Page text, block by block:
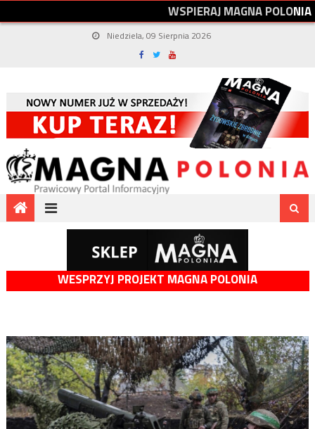
WSPIERAJMAGNAPOLONIA
Niedziela, 09 Sierpnia 2026
WESPRZYJ PROJEKT MAGNA POLONIA